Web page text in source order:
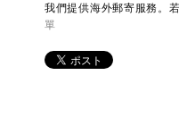
我們提供海外郵寄服務。
單